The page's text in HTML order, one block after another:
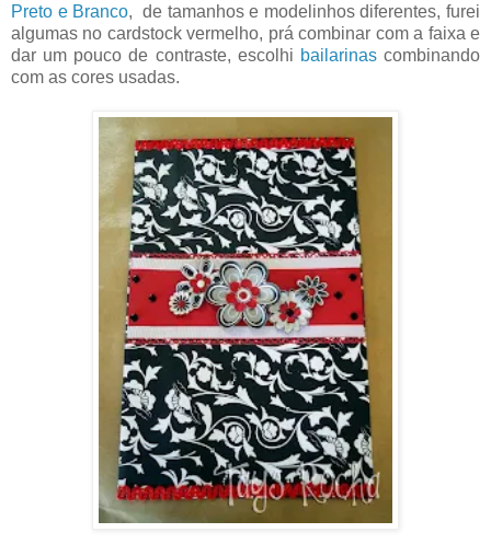
Preto e Branco, de tamanhos e modelinhos diferentes, furei
algumas no cardstock vermelho, prá combinar com a faixa e
dar um pouco de contraste, escolhi bailarinascombinando
com as cores usadas.